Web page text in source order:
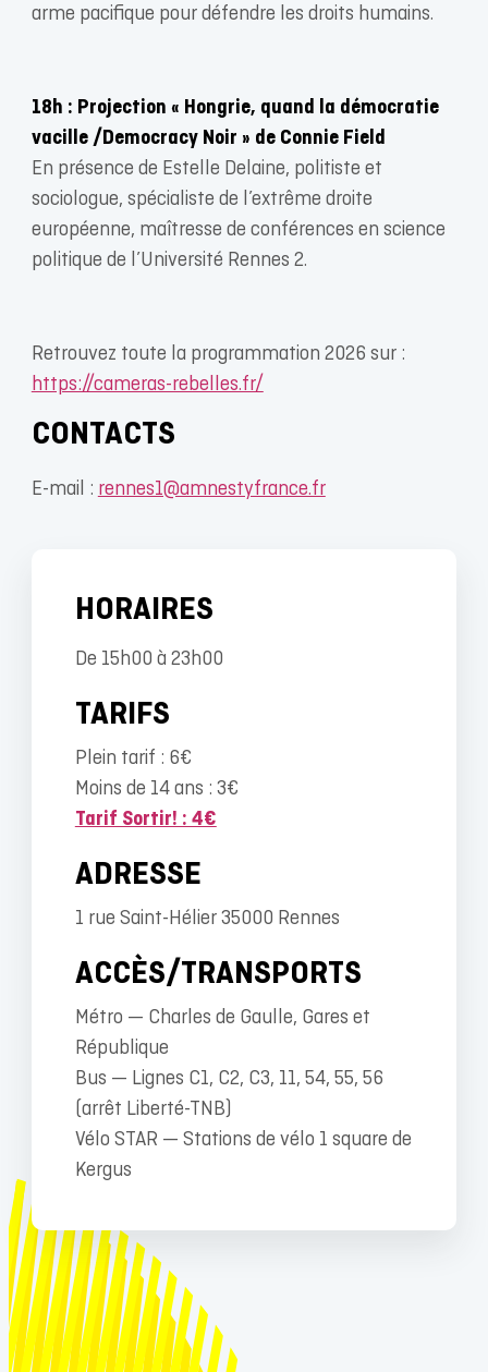
arme pacifique pour défendre les droits humains.
18h : Projection « Hongrie, quand la démocratie
vacille /Democracy Noir » de Connie Field
En présence de Estelle Delaine, politiste et
sociologue, spécialiste de l’extrême droite
européenne, maîtresse de conférences en science
politique de l’Université Rennes 2.
Retrouvez toute la programmation 2026 sur :
https://cameras-rebelles.fr/
CONTACTS
E-mail : rennes1@amnestyfrance.fr
HORAIRES
De 15h00 à 23h00
TARIFS
Plein tarif : 6€
Moins de 14 ans : 3€
Tarif Sortir! : 4€
ADRESSE
1 rue Saint-Hélier 35000 Rennes
ACCÈS/TRANSPORTS
Métro — Charles de Gaulle, Gares et
République
Bus — Lignes C1, C2, C3, 11, 54, 55, 56
(arrêt Liberté-TNB)
Vélo STAR — Stations de vélo 1 square de
Kergus